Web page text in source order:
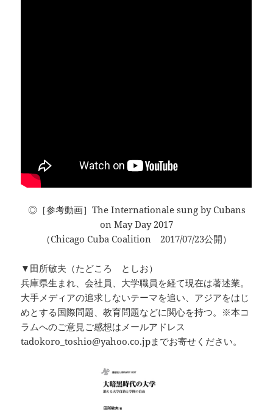
◎［参考動画］The Internationale sung by Cubans
on May Day 2017
（Chicago Cuba Coalition 2017/07/23公開）
▼田所敏夫（たどころ としお）
兵庫県生まれ、会社員、大学職員を経て現在は著述業。
大手メディアの追求しないテーマを追い、アジアをはじ
めとする国際問題、教育問題などに関心を持つ。※本コ
ラムへのご意見ご感想はメールアドレス
tadokoro_toshio@yahoo.co.jpまでお寄せください。